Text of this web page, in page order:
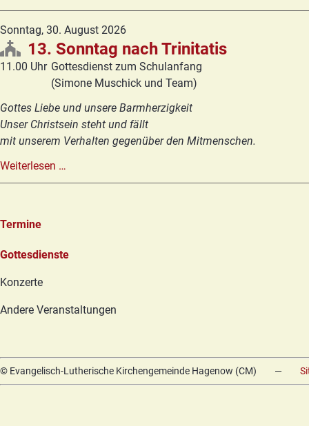
Sonntag
nach
Trinitatis
Sonntag, 30. August 2026
13. Sonntag nach Trinitatis
11.00 Uhr Gottesdienst zum Schulanfang
(Simone Muschick und Team)
Gottes Liebe und unsere Barmherzigkeit
Unser Christsein steht und fällt
mit unserem Verhalten gegenüber den Mitmenschen.
Weiterlesen …
Sonntag
Termine
Navigation
Gottesdienste
Konzerte
Andere Veranstaltungen
© Evangelisch-Lutherische Kirchengemeinde Hagenow (CM) —